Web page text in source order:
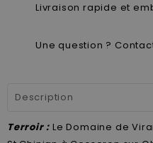
Livraison rapide et
Une question ?
Description
Terroir : Le Domaine de